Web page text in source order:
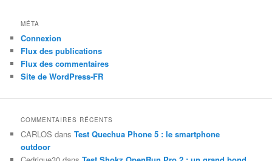
MÉTA
Connexion
Flux des publications
Flux des commentaires
Site de WordPress-FR
COMMENTAIRES RÉCENTS
CARLOS dansTest Quechua Phone 5 : le smartphone
outdoor